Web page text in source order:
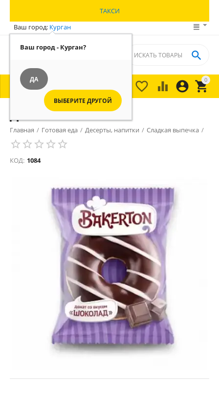
ТАКСИ
Ваш город: Курган
Ваш город - Курган?
ДА
ВЫБЕРИТЕ ДРУГОЙ
0


 

 МЕНЮ
Главная / Готовая еда / Десерты, напитки / Сладкая выпечка /
КОД: 1084